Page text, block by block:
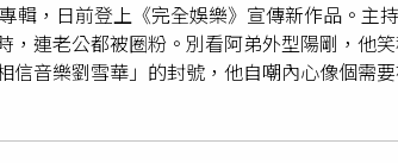
兒子上台？她苦笑說有向兒子提出邀請，
他了。」並透露也有詢問愛跳舞的女兒們，
就是不要。」彭佳慧預告演唱會歌單有驚
北高雄各找了一位，而且都是跟她合作過的
被問到會不會找對方來看演出？她表示：「
輯，日前登上《完全娛樂》宣傳新作品。主
，連老公都被圈粉。別看阿弟外型陽剛，他
信音樂劉雪華」的封號，他自嘲內心像個需
思念。他表示自己愛唱歌是遺傳自爸爸，父
望他能接手家族工廠，卻從未阻礙他的演藝